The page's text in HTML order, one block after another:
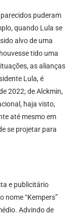
puderam
quando Lula se
alvo de uma
tido uma
as alianças
Lula, é
2022; de Alckmin,
haja visto,
até mesmo em
se projetar para
e publicitário
nome “Kempers”
Advindo de